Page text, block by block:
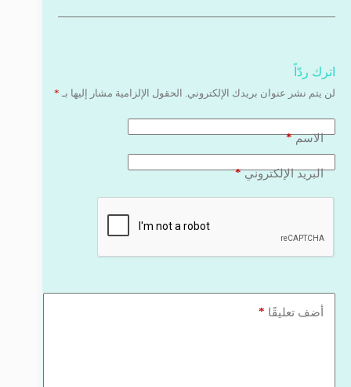
اترك ردّاً
لن يتم نشر عنوان بريدك الإلكتروني. الحقول الإلزامية مشار إليها بـ *
الاسم*
البريد الإلكتروني*
أضف تعليقًا *